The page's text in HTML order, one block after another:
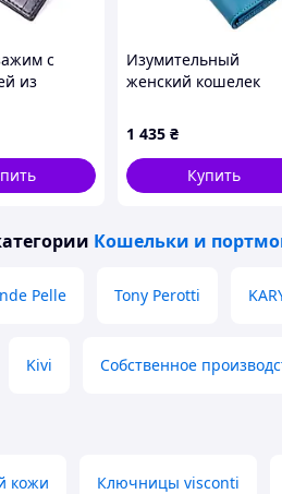
с
из
см
Изумительный
женский кошелек
1 435 ₴
Купить
Кошельки и
Pelle Tony Perotti
Kivi Собственное
кожи Ключницы visconti